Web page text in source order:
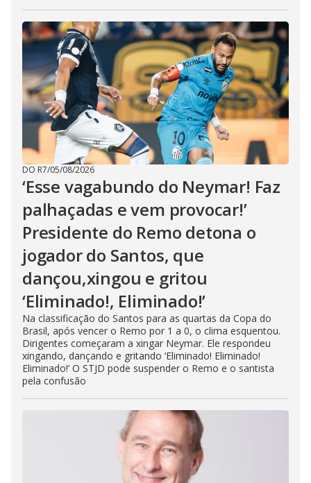
DO R7/05/08/2026
‘Esse vagabundo do Neymar! Faz
palhaçadas e vem provocar!’
Presidente do Remo detona o
jogador do Santos, que
dançou,xingou e gritou
‘Eliminado!, Eliminado!’
Na classificação do Santos para as quartas da Copa do
Brasil, após vencer o Remo por 1 a 0, o clima esquentou.
Dirigentes começaram a xingar Neymar. Ele respondeu
xingando, dançando e gritando ‘Eliminado! Eliminado!
Eliminado!’ O STJD pode suspender o Remo e o santista
pela confusão